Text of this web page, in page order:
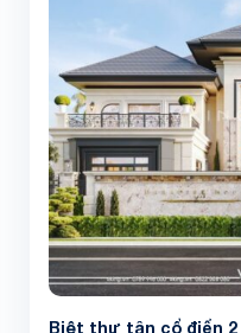
Biệt thự tân cổ điển 2